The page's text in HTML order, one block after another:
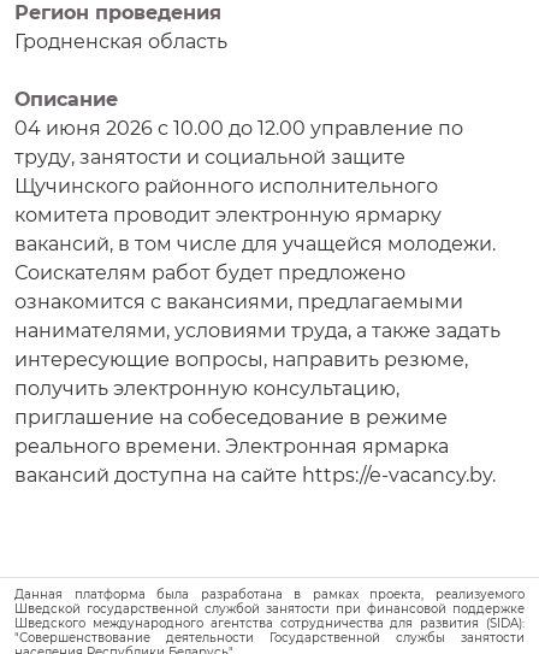
Регион проведения
Гродненская область
Описание
04 июня 2026 с 10.00 до 12.00 управление по
труду, занятости и социальной защите
Щучинского районного исполнительного
комитета проводит электронную ярмарку
вакансий, в том числе для учащейся молодежи.
Соискателям работ будет предложено
ознакомится с вакансиями, предлагаемыми
нанимателями, условиями труда, а также задать
интересующие вопросы, направить резюме,
получить электронную консультацию,
приглашение на собеседование в режиме
реального времени. Электронная ярмарка
вакансий доступна на сайте https://e-vacancy.by.
Данная платформа была разработана в рамках проекта, реализуемого
Шведской государственной службой занятости при финансовой поддержке
Шведского международного агентства сотрудничества для развития (SIDA):
"Совершенствование деятельности Государственной службы занятости